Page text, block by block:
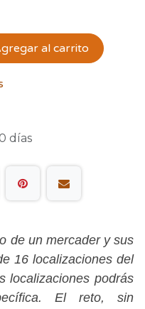
al carrito
días
de un mercader y sus
16 localizaciones del
localizaciones podrás
El reto, sin